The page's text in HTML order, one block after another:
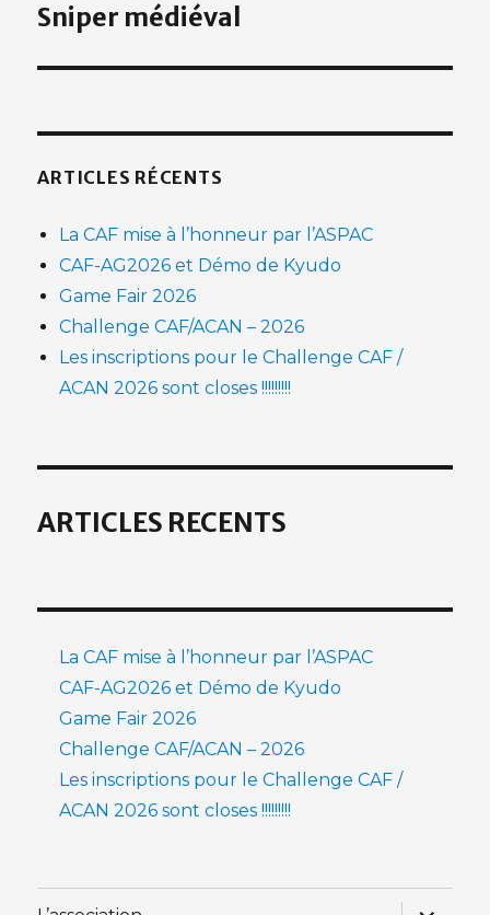
Publication
Sniper médiéval
ARTICLES RÉCENTS
La CAF mise à l’honneur par l’ASPAC
CAF-AG2026 et Démo de Kyudo
Game Fair 2026
Challenge CAF/ACAN – 2026
Les inscriptions pour le Challenge CAF /
ACAN 2026 sont closes !!!!!!!!!
ARTICLES RECENTS
La CAF mise à l’honneur par l’ASPAC
CAF-AG2026 et Démo de Kyudo
Game Fair 2026
Challenge CAF/ACAN – 2026
Les inscriptions pour le Challenge CAF /
ACAN 2026 sont closes !!!!!!!!!
ouvrir